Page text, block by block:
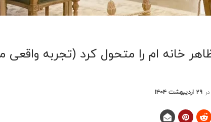
خانه ‌ام را متحول کرد (تجربه واقعی
۲۹ اردیبهشت ۱۴۰۴